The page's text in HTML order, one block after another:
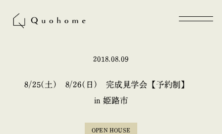
2018.08.09
8/25(土) 8/26(日) 完成見学会【予約制】
in 姫路市
OPEN HOUSE